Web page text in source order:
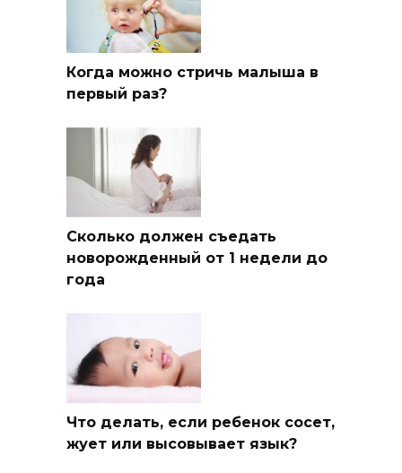
Когда можно стричь малыша в
первый раз?
Сколько должен съедать
новорожденный от 1 недели до
года
Что делать, если ребенок сосет,
жует или высовывает язык?